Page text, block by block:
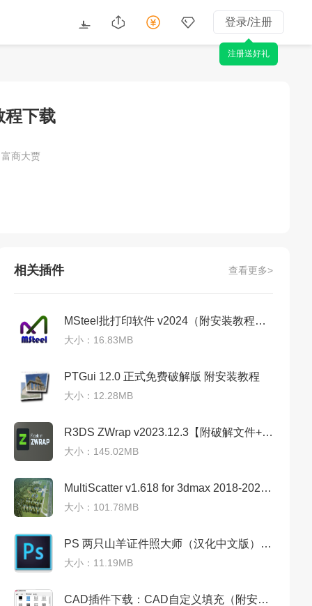
登录/注册
注册送好礼
程下载
富商大贾
相关插件 查看更多>
MSteel批打印软件 v2024（附安装教程）最新免费中文版
大小：16.83MB
PTGui 12.0 正式免费破解版 附安装教程
大小：12.28MB
R3DS ZWrap v2023.12.3【附破解文件+安装教程】英文破解版
大小：145.02MB
MultiScatter v1.618 for 3dmax 2018-2021【附安装教程】免费破解版
大小：101.78MB
PS 两只山羊证件照大师（汉化中文版）附安装教程
大小：11.19MB
CAD插件下载：CAD自定义填充（附安装教程）